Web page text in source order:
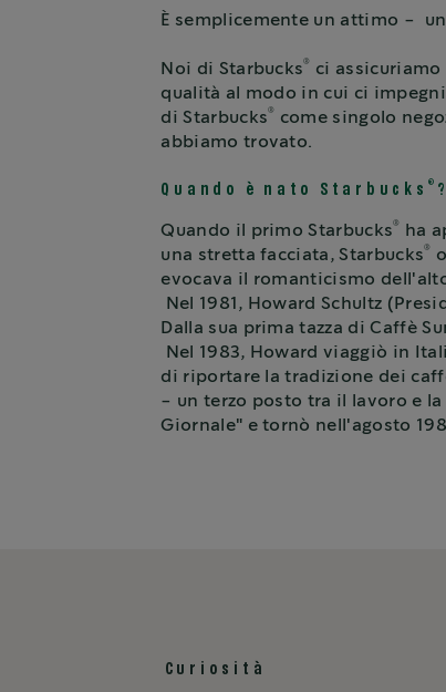
È semplicemente un attimo -
Noi di Starbucks®
ci
qualità al modo in cui ci
di Starbucks®
come singolo
abbiamo trovato.
Quando è nato Starbucks ® ?
Quando il primo Starbucks®
ha
una stretta facciata, Starbucks®
evocava il romanticismo
Nel 1981, Howard Schultz
Dalla sua prima tazza di Caffè
Nel 1983, Howard viaggiò in
di riportare la tradizione dei
- un terzo posto tra il lavoro e la
Giornale" e tornò nell'agosto
Curiosità